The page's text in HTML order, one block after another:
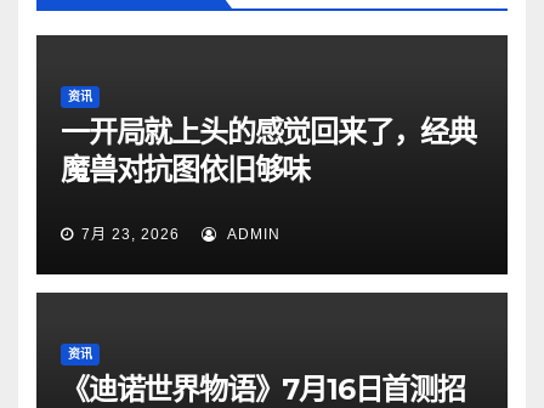
资讯
一开局就上头的感觉回来了，经典
魔兽对抗图依旧够味
7月 23, 2026 ADMIN
资讯
《迪诺世界物语》7月16日首测招